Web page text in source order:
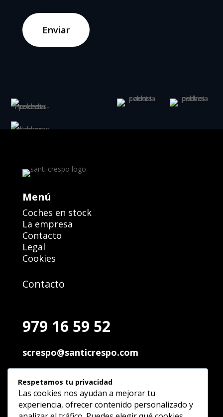
Menú
Coches en stock
La empresa
Contacto
Legal
Cookies
Contacto
979 16 59 52
screspo@santicrespo.com
Pol. Ind. Palencia
C/ Andalucia, 89 34004 Palencia
Respetamos tu privacidad
Las cookies nos ayudan a mejorar tu
experiencia, ofrecer contenido personalizado y